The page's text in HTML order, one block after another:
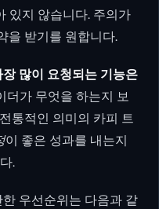
있지 않습니다. 주의가
을 받기를 원합니다.
많이 요청되는 기능은
더가 무엇을 하는지 보
통적인 의미의 카피 트
이 좋은 성과를 내는지
.
우선순위는 다음과 같